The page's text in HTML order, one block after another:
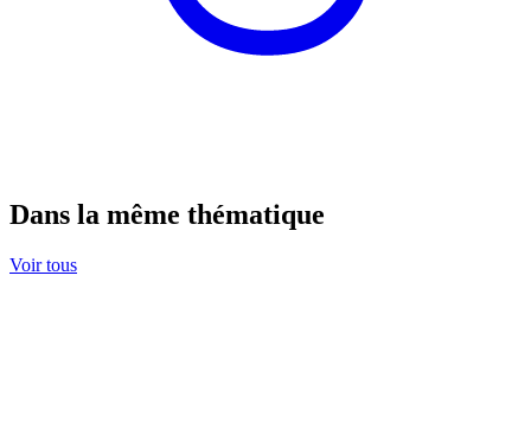
Dans la même thématique
Voir tous